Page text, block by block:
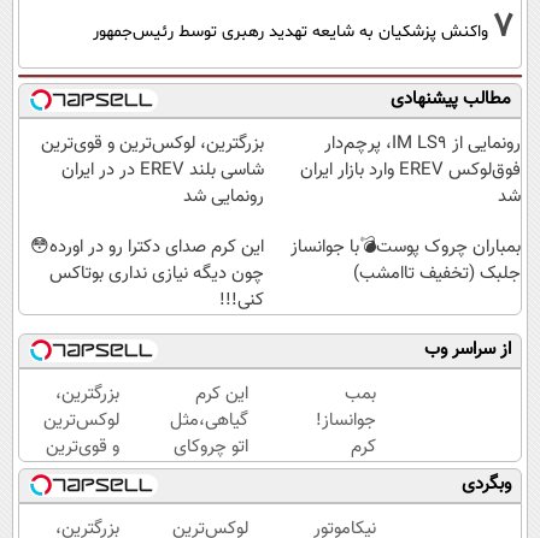
7 واکنش پزشکیان به شایعه تهدید رهبری توسط رئیس‌جمهور
مطالب پیشنهادی
رونمایی از IM LS9، پرچم‌دار
فوق‌لوکس EREV وارد بازار ایران
شد
بزرگترین، لوکس‌ترین و قوی‌ترین
شاسی بلند EREV در در ایران
رونمایی شد
بمباران چروک پوست💣با جوانساز
جلبک (تخفیف تاامشب)
این کرم صدای دکترا رو در اورده😳
چون دیگه نیازی نداری بوتاکس
کنی!!!
از سراسر وب
بمب
جوانساز!
کرم
بوتاکس
جلبک
اسپیرولینا50%تخفیف
این کرم
گیاهی،مثل
اتو چروکای
پوستتوصاف
میکنه!50%تخفیف
بزرگترین،
لوکس‌ترین
و قوی‌ترین
شاسی بلند
EREV در
در ایران
وبگردی
نیکاموتور
لوکس‌ترین بزرگترین،